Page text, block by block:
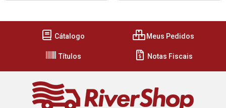
Cátalogo Meus Pedidos
Títulos Notas Fiscais